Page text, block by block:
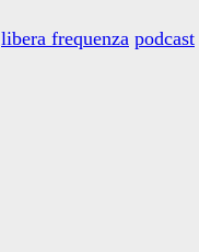
libera frequenza podcast